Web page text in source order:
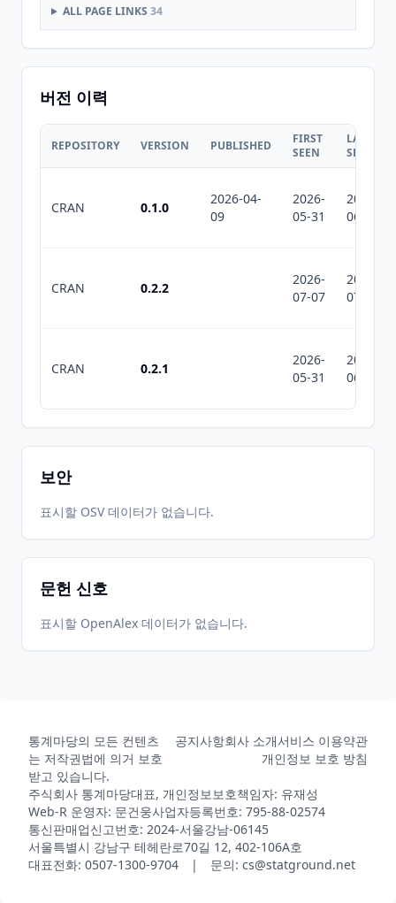
ALL PAGE LINKS 34
버전 이력
REPOSITORY VERSION PUBLISHED
FIRST
SEEN
LAST
SEEN
CRAN 0.1.0
2026-04-
09
2026-
05-31
2026-
06-16
CRAN 0.2.2
2026-
07-07
2026-
07-10
CRAN 0.2.1
2026-
05-31
2026-
06-18
보안
표시할 OSV 데이터가 없습니다.
문헌 신호
표시할 OpenAlex 데이터가 없습니다.
통계마당의 모든 컨텐츠
는 저작권법에 의거 보호
받고 있습니다.
공지사항회사 소개서비스 이용약관
개인정보 보호 방침
주식회사 통계마당대표, 개인정보보호책임자: 유재성
Web-R 운영자: 문건웅사업자등록번호: 795-88-02574
통신판매업신고번호: 2024-서울강남-06145
서울특별시 강남구 테헤란로70길 12, 402-106A호
대표전화: 0507-1300-9704 | 문의: cs@statground.net